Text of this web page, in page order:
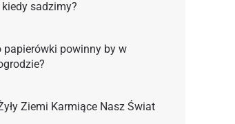
sadzimy?
papierówki powinny by w
Ziemi Karmiące Nasz Świat